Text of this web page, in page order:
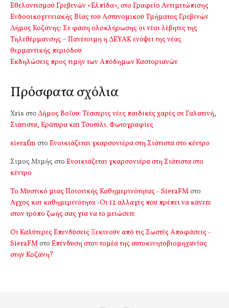
Εθελοντισμού Γρεβενών «Ελπίδα», στο Γραφείο Αντιμετώπισης
Ενδοοικογενειακής Βίας του Αστυνομικού Τμήματος Γρεβενών
Δήμος Κοζάνης: Σε φάση ολοκλήρωσης οι νέοι λέβητες της
Τηλεθέρμανσης – Πανέτοιμη η ΔΕΥΑΚ ενόψει της νέας
θερμαντικής περιόδου
Εκδηλώσεις προς τιμήν των Απόδημων Καστοριανών
Πρόσφατα σχόλια
Xris στο Δήμος Βοΐου: Τέσσερις νέες παιδικές χαρές σε Γαλατινή,
Σιάτιστα, Εράτυρα και Τσοτύλι. Φωτογραφίες
sierafm στο Ενοικιάζεται γκαρσονιέρα στη Σιάτιστα στο κέντρο
Σιμος Μιμής στο Ενοικιάζεται γκαρσονιέρα στη Σιάτιστα στο
κέντρο
Το Μυστικό μιας Ποιοτικής Καθημερινότητας - SieraFMστο
Αγχος και καθημερινότητα -Οι 12 αλλαγές που πρέπει να κάνετε
στον τρόπο ζωής σας για να το μειώσετε
Οι Καλύτερες Επενδύσεις Ξεκινούν από τις Σωστές Αποφάσεις -
SieraFMστο Επένδυση στον τομέα της αυτοκινητοβιομηχανίας
στην Κοζάνη?